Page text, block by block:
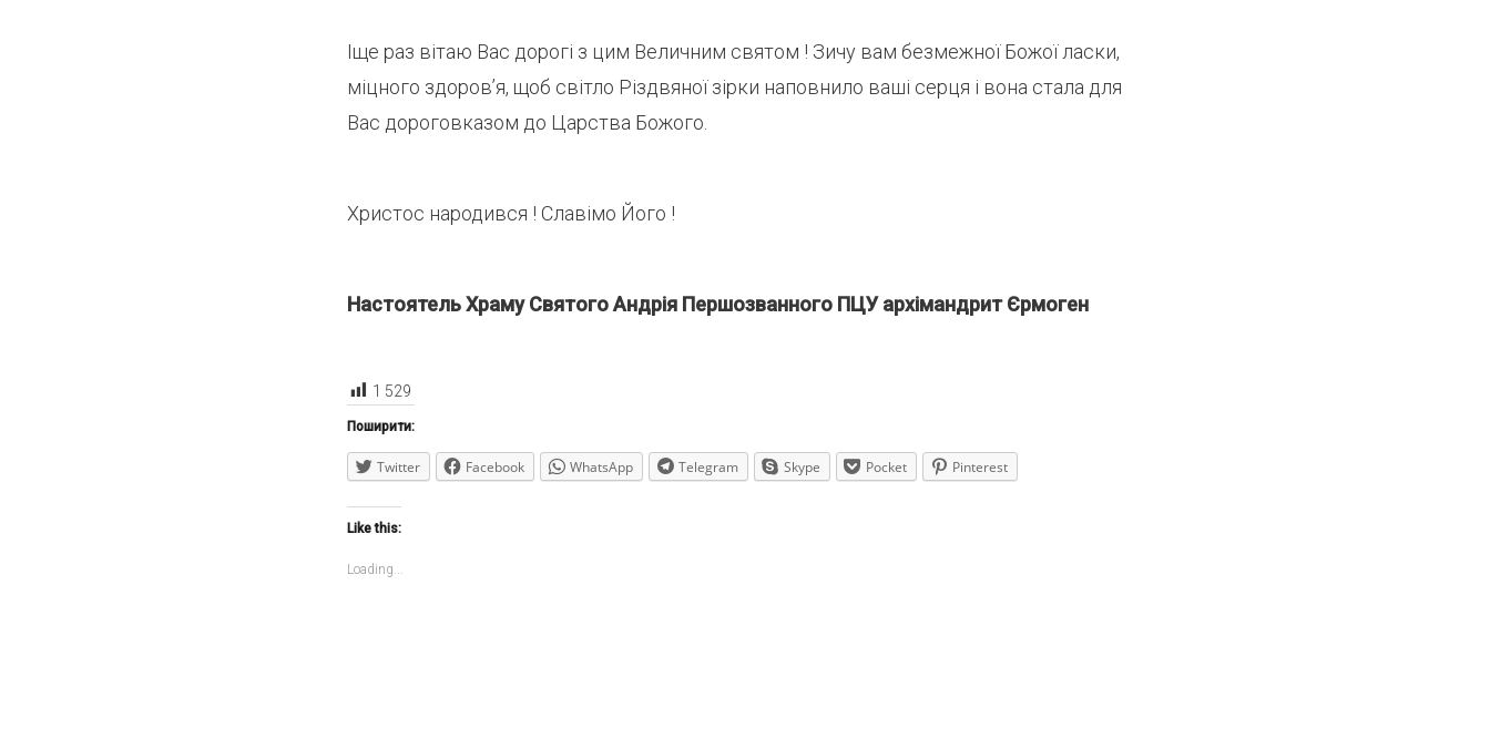
Іще раз вітаю Вас дорогі з цим Величним святом ! Зичу вам безмежної Божої ласки,
міцного здоров’я, щоб світло Різдвяної зірки наповнило ваші серця і вона стала для
Вас дороговказом до Царства Божого.
Христос народився ! Славімо Його !
Настоятель Храму Святого Андрія Першозванного ПЦУ архімандрит Єрмоген
1 529
Поширити:
Twitter Facebook WhatsApp Telegram Skype Pocket Pinterest
Like this:
Loading...